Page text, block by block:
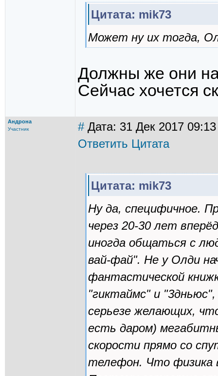
Цитата: mik73
Может ну их тогда,
Должны же они
Сейчас хочется
Андрона
Участник #Дата: 31 Дек 2017
Ответить Цитата
Цитата: mik73
Ну да, специфичное.
через 20-30 лет
иногда общаться с
вай-фай". Не у Олди
фантастической
"гиктаймс" и
серьезе желающих,
есть даром)
скорости прямо со
телефон. Что физика